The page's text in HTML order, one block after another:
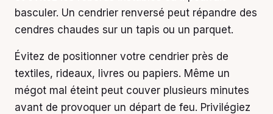
basculer. Un cendrier renversé peut répandre des
cendres chaudes sur un tapis ou un parquet.
Évitez de positionner votre cendrier près de
textiles, rideaux, livres ou papiers. Même un
mégot mal éteint peut couver plusieurs minutes
avant de provoquer un départ de feu. Privilégiez